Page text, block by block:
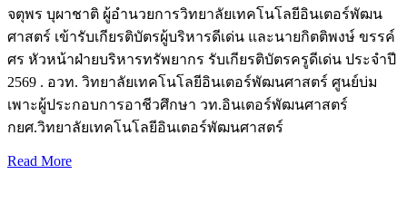
จตุพร บุผาชาติ ผู้อำนวยการวิทยาลัยเทคโนโลยีอินเตอร์พัฒน
ศาสตร์ เข้ารับเกียรติบัตรผู้บริหารดีเด่น และนายกิตติพงษ์ ขรรค์
ศร หัวหน้าฝ่ายบริหารทรัพยากร รับเกียรติบัตรครูดีเด่น ประจำปี
2569 . อวท. วิทยาลัยเทคโนโลยีอินเตอร์พัฒนศาสตร์ ศูนย์บ่ม
เพาะผู้ประกอบการอาชีวศึกษา วท.อินเตอร์พัฒนศาสตร์
กยศ.วิทยาลัยเทคโนโลยีอินเตอร์พัฒนศาสตร์
Read More